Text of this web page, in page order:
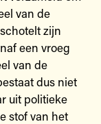
van de
zijn
een vroeg
van de
dus niet
uit politieke
stof van het